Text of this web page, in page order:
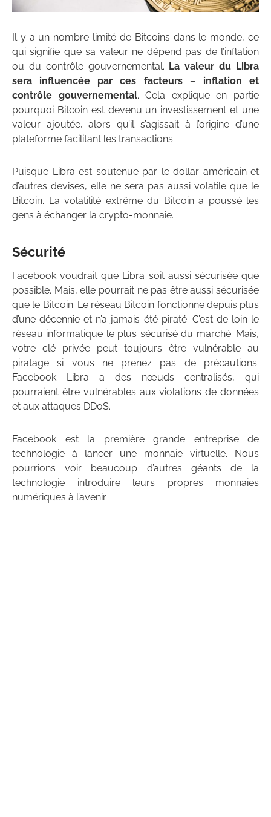
Il y a un nombre limité de Bitcoins dans le monde, ce
qui signifie que sa valeur ne dépend pas de l’inflation
ou du contrôle gouvernemental. La valeur du Libra
sera influencée par ces facteurs – inflation et
contrôle gouvernemental. Cela explique en partie
pourquoi Bitcoin est devenu un investissement et une
valeur ajoutée, alors qu’il s’agissait à l’origine d’une
plateforme facilitant les transactions.
Puisque Libra est soutenue par le dollar américain et
d’autres devises, elle ne sera pas aussi volatile que le
Bitcoin. La volatilité extrême du Bitcoin a poussé les
gens à échanger la crypto-monnaie.
Sécurité
Facebook voudrait que Libra soit aussi sécurisée que
possible. Mais, elle pourrait ne pas être aussi sécurisée
que le Bitcoin. Le réseau Bitcoin fonctionne depuis plus
d’une décennie et n’a jamais été piraté. C’est de loin le
réseau informatique le plus sécurisé du marché. Mais,
votre clé privée peut toujours être vulnérable au
piratage si vous ne prenez pas de précautions.
Facebook Libra a des nœuds centralisés, qui
pourraient être vulnérables aux violations de données
et aux attaques DDoS.
Facebook est la première grande entreprise de
technologie à lancer une monnaie virtuelle. Nous
pourrions voir beaucoup d’autres géants de la
technologie introduire leurs propres monnaies
numériques à l’avenir.